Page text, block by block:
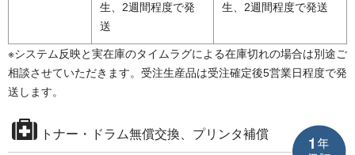
生、2週間程度で発
送
生、2週間程度で発送
※システム反映と実在庫のタイムラグによる在庫切れの場合は別途ご
相談させていただきます。受注生産品は受注確定後5営業日程度で発
送します。
トナー・ドラム無償交換、プリンタ補償